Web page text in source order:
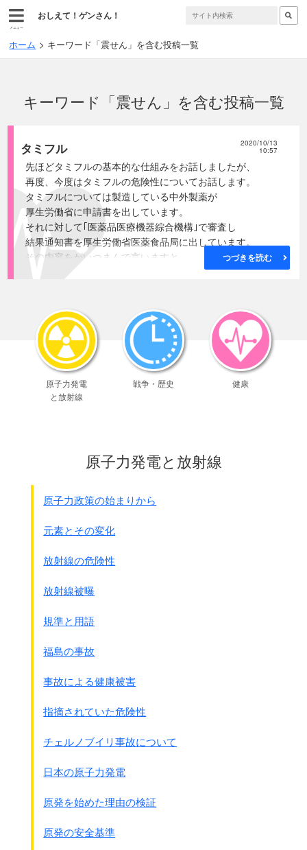
メニュー
おしえて！ゲンさん！
ホーム キーワード「震せん」を含む投稿一覧
キーワード「震せん」を含む投稿一覧
タミフル 2020/10/13
10:57
先ほどタミフルの基本的な仕組みをお話しましたが、
再度、今度はタミフルの危険性についてお話します。
タミフルについては製造している中外製薬が
厚生労働省に申請書を出しています。
それに対して｢医薬品医療機器綜合機構｣で審査し
結果通知書を厚生労働省医薬食品局に出しています。
その内容をかいつまんで言いますと。
● 死亡について
生後7日ラットで
700mg/kg投与で 14匹中2匹死亡
1000mg/kg投与で 70匹中10匹死亡
生後14日ラットで
1000mg/kg投与で 42匹中1匹死亡
呼吸緩徐・不規則が2時間以降観察
1000mg/kg投与で
● 本剤を血液脳関門が未完成と考えられる
海外においては13歳未満の小児に対する
トラブルに良く似ていますよね。
厚生労働省の審査書類には
さらに解熱効果は7日目ラットで
正式には記載されていません。
子供へのデ－タ－もない、
ということです。
でもタミフルで熱が下がると言うのは
熱のコントロ-ルは脳の視床下部です。
影響を与えていると言うことです。
つづきを読む
原子力発電
と放射線
戦争・歴史 健康
原子力発電と放射線
原子力政策の始まりから
元素とその変化
放射線の危険性
放射線被曝
規準と用語
福島の事故
事故による健康被害
指摘されていた危険性
チェルノブイリ事故について
日本の原子力発電
原発を始めた理由の検証
原発の安全基準